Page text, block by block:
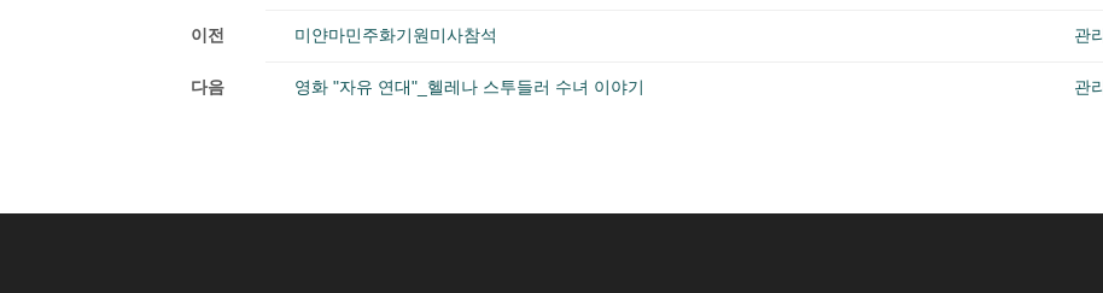
이전 미얀마민주화기원미사참석 관
다음 영화 "자유 연대"_헬레나 스투들러 수녀 이야기 관